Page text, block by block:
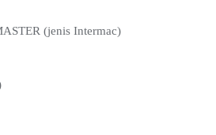
(jenis Intermac)